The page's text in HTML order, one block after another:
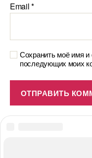
Email*
Сохранить моё имя и
последующих моих